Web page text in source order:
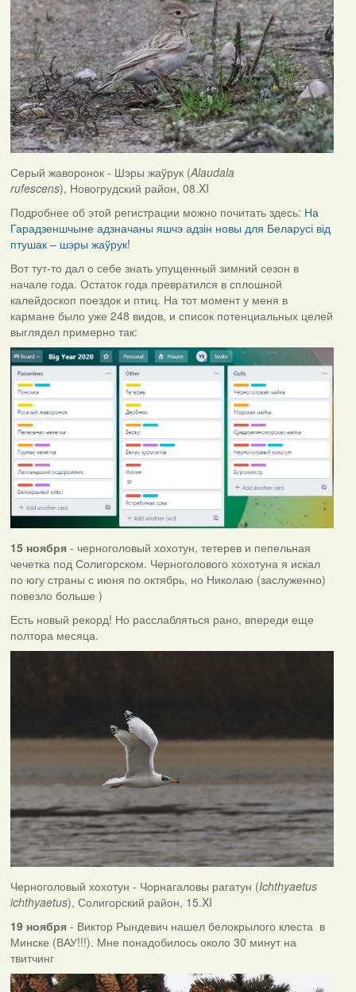
Серый жаворонок - Шэры жаўрук (Alaudala
rufescens), Новогрудский район, 08.XI
Подробнее об этой регистрации можно почитать здесь: На
Гарадзеншчыне адзначаны яшчэ адзін новы для Беларусі від
птушак – шэры жаўрук!
Вот тут-то дал о себе знать упущенный зимний сезон в
начале года. Остаток года превратился в сплошной
калейдоскоп поездок и птиц. На тот момент у меня в
кармане было уже 248 видов, и список потенциальных целей
выглядел примерно так:
15 ноября- черноголовый хохотун, тетерев и пепельная
чечетка под Солигорском. Черноголового хохотуна я искал
по югу страны с июня по октябрь, но Николаю (заслуженно)
повезло больше )
Есть новый рекорд! Но расслабляться рано, впереди еще
полтора месяца.
Черноголовый хохотун - Чорнагаловы рагатун (Ichthyaetus
ichthyaetus), Солигорский район, 15.XI
19 ноября- Виктор Рындевич нашел белокрылого клеста в
Минске (ВАУ!!!). Мне понадобилось около 30 минут на
твитчинг